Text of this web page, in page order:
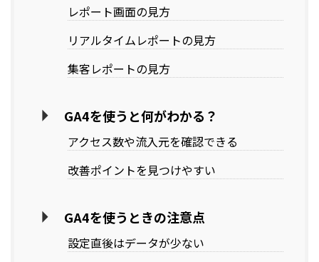
レポート画面の見方
リアルタイムレポートの見方
集客レポートの見方
GA4を使うと何がわかる？
アクセス数や流入元を確認できる
改善ポイントを見つけやすい
GA4を使うときの注意点
設定直後はデータが少ない